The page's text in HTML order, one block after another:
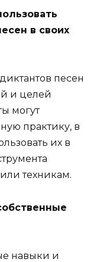
в своих
песен
и целей
могут
практику, в
их в
техникам.
навыки и